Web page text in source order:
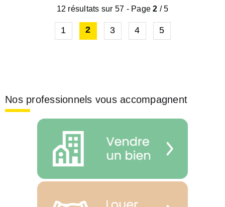
12 résultats sur 57 - Page2 / 5
1 2 3 4 5
Nos professionnels vous accompagnent